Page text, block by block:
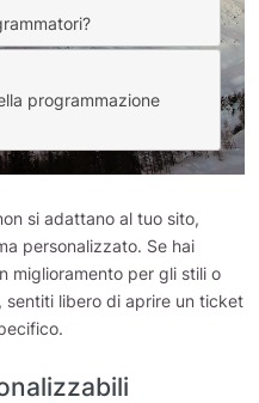
programmazione
si adattano al tuo sito,
personalizzato. Se hai
miglioramento per gli stili o
sentiti libero di aprire un ticket